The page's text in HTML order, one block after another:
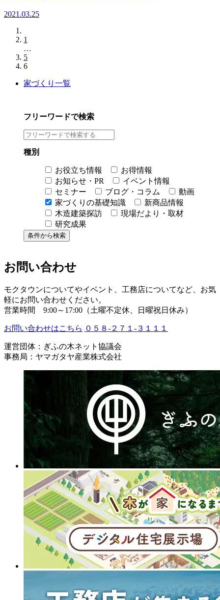
2021.03.25
1
…
5
6
家づくり一覧
フリーワードで検索
種別
お役立ち情報
お得情報
お知らせ・PR
イベント情報
セミナー
ブログ・コラム
動画
家づくりの基礎知識
新商品情報
木造建築探訪
現場だより・取材
研究成果
お問い合わせ
モクタウンについてやイベント、工務店についてなど、お気
軽にお問い合わせください。
営業時間 9:00～17:00（土曜不定休、日曜祝日休み）
お問い合わせはこちら ０５８-２７１-３１１１
運営団体：ぎふの木ネット協議会
事務局：ヤマガタヤ産業株式会社